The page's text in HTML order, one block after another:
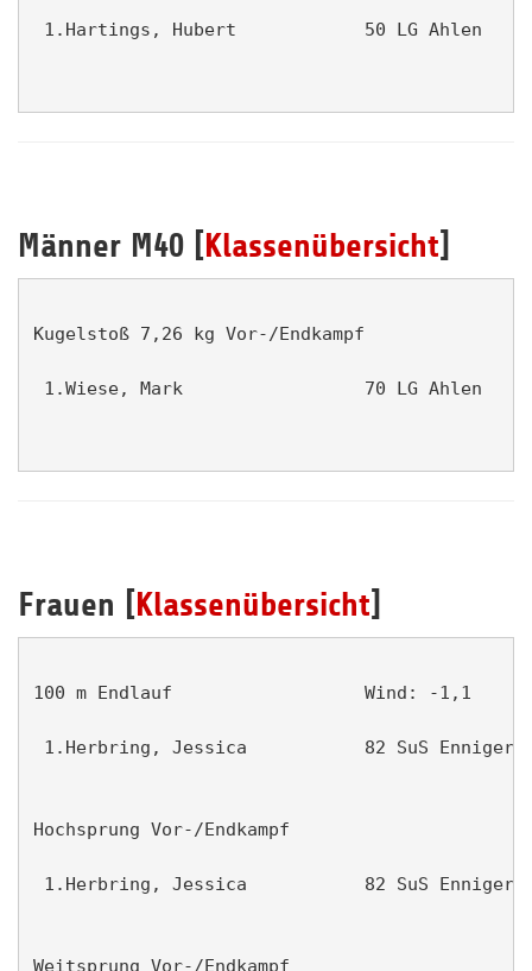
1.Hartings, Hubert            50 LG
Männer M40 [Klassenübersicht]
Kugelstoß 7,26 kg Vor-/Endkampf
1.Wiese, Mark                 70 LG
Frauen [Klassenübersicht]
100 m Endlauf                  Wind: -1,1
1.Herbring, Jessica           82 SuS
Hochsprung Vor-/Endkampf
1.Herbring, Jessica           82 SuS
Weitsprung Vor-/Endkampf